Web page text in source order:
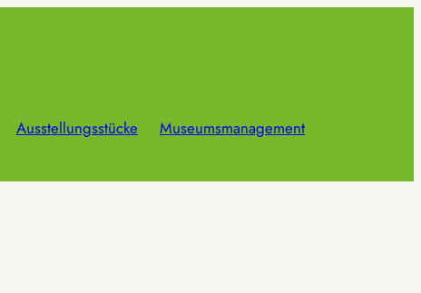
Ausstellungsstücke
Museumsmanagement